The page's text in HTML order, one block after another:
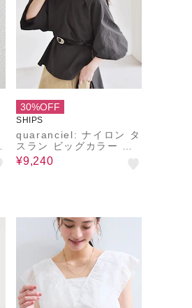
30%OFF
SHIPS
quaranciel: ナイロン タ
スラン ビッグカラー シ
ャツ ブラウス
¥9,240